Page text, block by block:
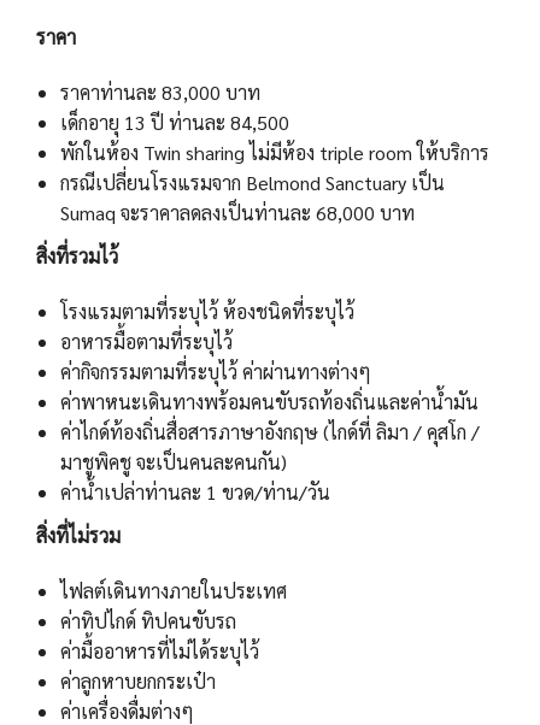
ราคา
ราคาท่านละ 83,000 บาท
เด็กอายุ 13 ปี ท่านละ 84,500
พักในห้อง Twin sharing ไม่มีห้อง triple room ให้บริการ
กรณีเปลี่ยนโรงแรมจาก Belmond Sanctuary เป็น
Sumaq จะราคาลดลงเป็นท่านละ 68,000 บาท
สิ่งที่รวมไว้
โรงแรมตามที่ระบุไว้ ห้องชนิดที่ระบุไว้
อาหารมื้อตามที่ระบุไว้
ค่ากิจกรรมตามที่ระบุไว้ ค่าผ่านทางต่างๆ
ค่าพาหนะเดินทางพร้อมคนขับรถท้องถิ่นและค่าน้ำมัน
ค่าไกด์ท้องถิ่นสื่อสารภาษาอังกฤษ (ไกด์ที่ ลิมา / คุสโก /
มาชูพิคชู จะเป็นคนละคนกัน)
ค่าน้ำเปล่าท่านละ 1 ขวด/ท่าน/วัน
สิ่งที่ไม่รวม
ไฟลต์เดินทางภายในประเทศ
ค่าทิปไกด์ ทิปคนขับรถ
ค่ามื้ออาหารที่ไม่ได้ระบุไว้
ค่าลูกหาบยกกระเป๋า
ค่าเครื่องดื่มต่างๆ